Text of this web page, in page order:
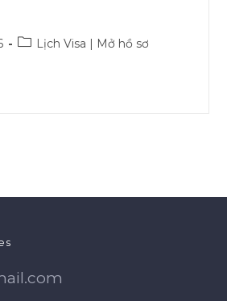
PostLịch Visa | Mở hồ sơ